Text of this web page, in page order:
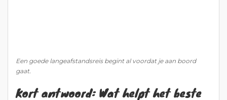
spullen in je handbagage, sta elke 1 à 2 uur
even op